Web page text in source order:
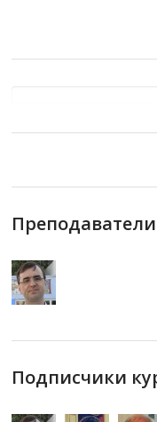
Преподаватели
Подписчики